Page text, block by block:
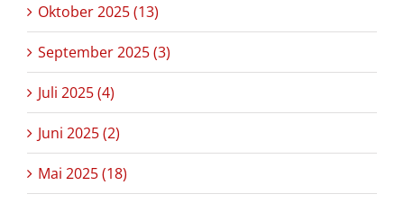
Oktober 2025 (13)
September 2025 (3)
Juli 2025 (4)
Juni 2025 (2)
Mai 2025 (18)